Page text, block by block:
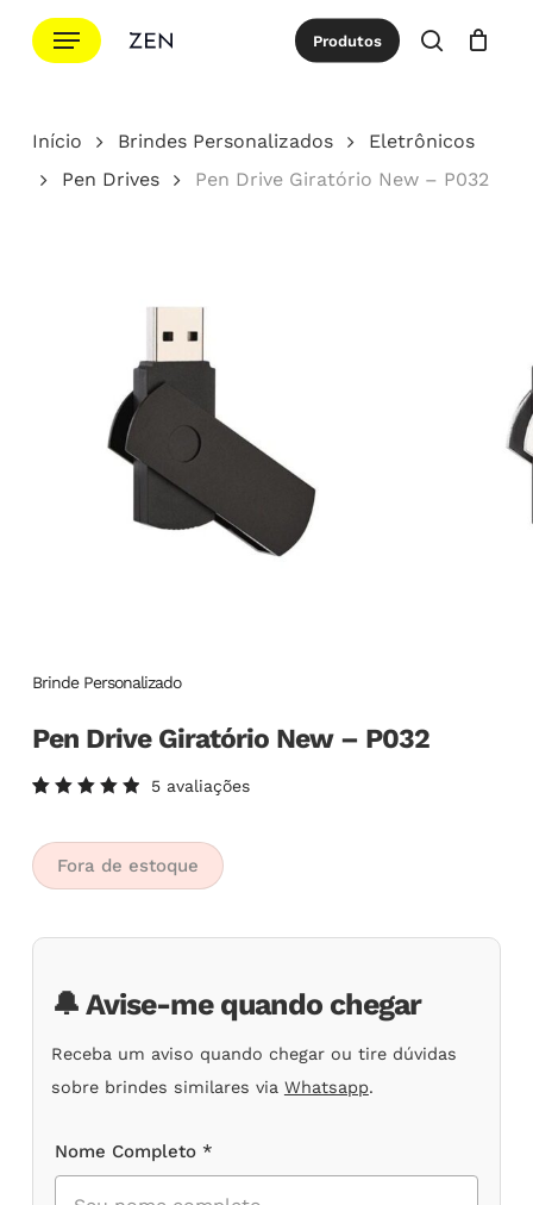
para
principal
Menu Produtos
procurar
Cotação Close
Início Brindes Personalizados
Eletrônicos
Pen Drives
Pen Drive Giratório New – P032
Brinde Personalizado
Pen Drive Giratório New – P032
5.00de
5, com
baseado
em
clientes
5avaliações
Fora de estoque
🔔 Avise-me quando chegar
Receba um aviso quando chegar ou tire dúvidas
sobre brindes similares via Whatsapp.
Nome Completo *